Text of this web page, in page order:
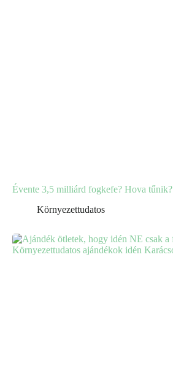
Évente 3,5 milliárd fogkefe? Hova tűnik?
Környezettudatos